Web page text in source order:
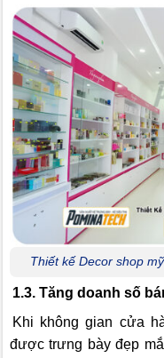
Thiết kế Decor shop
1.3. Tăng doanh số
Khi không gian cửa
được trưng bày đẹp